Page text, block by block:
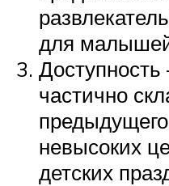
для
Доступность
частично
невысоких
детских